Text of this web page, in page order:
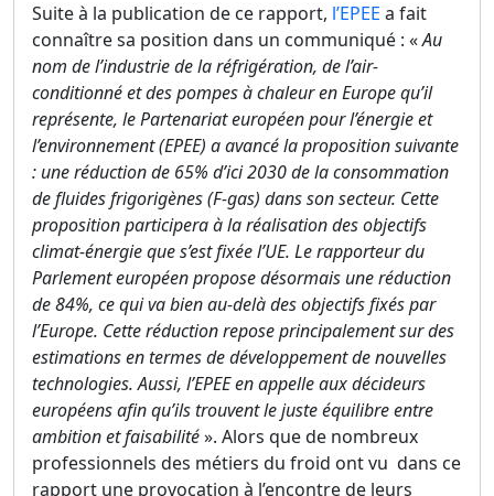
Suite à la publication de ce rapport, l’EPEE a fait
connaître sa position dans un communiqué : «Au
nom de l’industrie de la réfrigération, de l’air-
conditionné et des pompes à chaleur en Europe qu’il
représente, le Partenariat européen pour l’énergie et
l’environnement (EPEE) a avancé la proposition suivante
: une réduction de 65% d’ici 2030 de la consommation
de fluides frigorigènes (F-gas) dans son secteur. Cette
proposition participera à la réalisation des objectifs
climat-énergie que s’est fixée l’UE. Le rapporteur du
Parlement européen propose désormais une réduction
de 84%, ce qui va bien au-delà des objectifs fixés par
l’Europe. Cette réduction repose principalement sur des
estimations en termes de développement de nouvelles
technologies. Aussi, l’EPEE en appelle aux décideurs
européens afin qu’ils trouvent le juste équilibre entre
ambition et faisabilité». Alors que de nombreux
professionnels des métiers du froid ont vu dans ce
rapport une provocation à l’encontre de leurs